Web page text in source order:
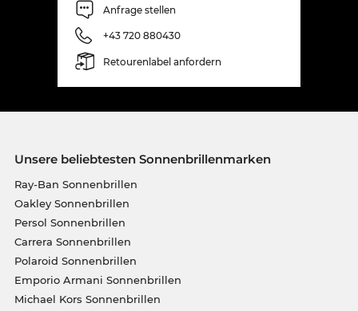
Anfrage stellen
+43 720 880430
Retourenlabel anfordern
Unsere beliebtesten Sonnenbrillenmarken
Ray-Ban Sonnenbrillen
Oakley Sonnenbrillen
Persol Sonnenbrillen
Carrera Sonnenbrillen
Polaroid Sonnenbrillen
Emporio Armani Sonnenbrillen
Michael Kors Sonnenbrillen